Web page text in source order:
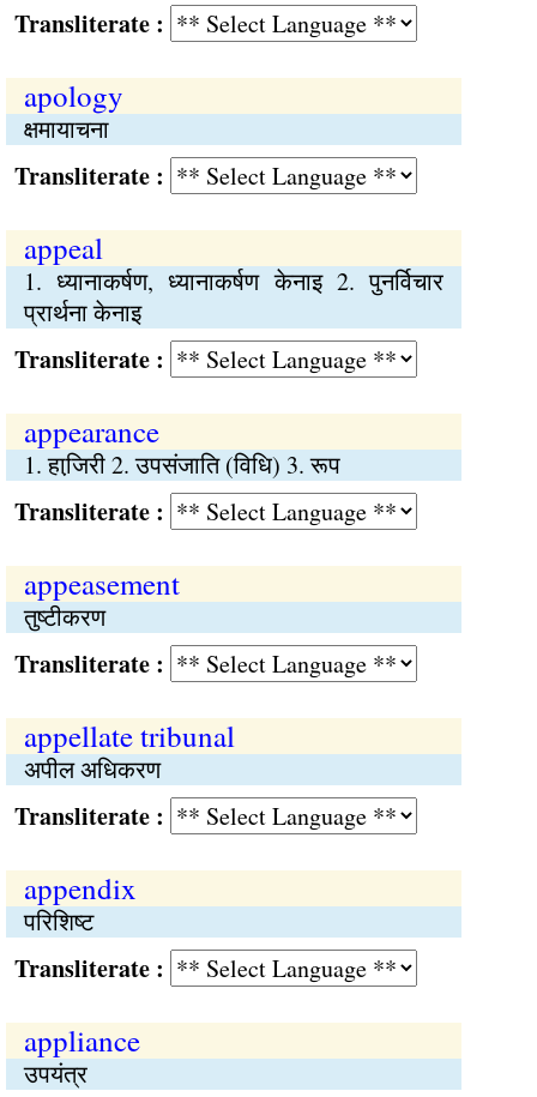
:
apology
क्षमायाचना
:
appeal
1. ध्यानाकर्षण, ध्यानाकर्षण केनाइ 2. पुनर्विचार
प्रार्थना केनाइ
:
appearance
1. हाजि़री 2. उपसंजाति (विधि) 3. रूप
:
appeasement
तुष्‍टीकरण
:
appellate tribunal
अपील अधिकरण
:
appendix
परिशिष्‍ट
:
appliance
उपयंत्र